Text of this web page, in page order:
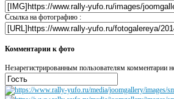
Ссылка на фотографию :
Комментарии к фото
Незарегистрированным пользователям комментарии